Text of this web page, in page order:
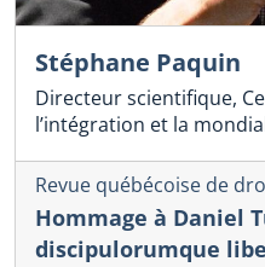
Stéphane Paquin
Directeur scientifique,
l’intégration et la
Revue québécoise de
Hommage à Daniel
discipulorumque